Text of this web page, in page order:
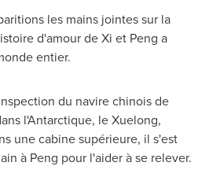
les mains jointes sur la
d'amour de Xi et Peng a
entier.
du navire chinois de
l'Antarctique, le Xuelong,
une cabine supérieure, il s'est
à Peng pour l'aider à se relever.